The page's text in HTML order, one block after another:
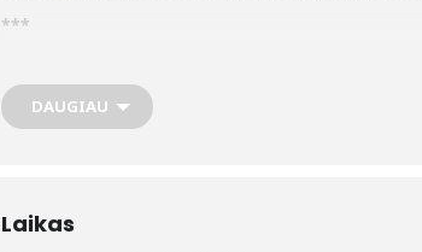
***
virtuali paroda „Lietuvių liaudies dainos – tautos
viešosios bibliotekos interneto svetainėje
virtuali paroda „Šilutės liaudies teatras: žvilgsnis į
DAUGIAU
Laikas